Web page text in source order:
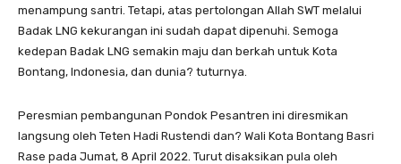
menampung santri. Tetapi, atas pertolongan Allah SWT melalui
Badak LNG kekurangan ini sudah dapat dipenuhi. Semoga
kedepan Badak LNG semakin maju dan berkah untuk Kota
Bontang, Indonesia, dan dunia? tuturnya.
Peresmian pembangunan Pondok Pesantren ini diresmikan
langsung oleh Teten Hadi Rustendi dan? Wali Kota Bontang Basri
Rase pada Jumat, 8 April 2022. Turut disaksikan pula oleh